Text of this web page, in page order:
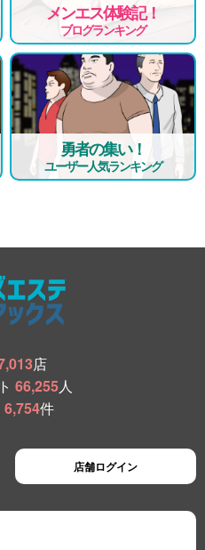
メンエス体験記！
ブログランキング
勇者の集い！
ユーザー人気ランキング
店
66,255人
6,754件
店舗ログイン